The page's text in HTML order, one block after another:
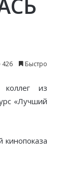
426 Быстро
коллег из
«Лучший
кинопоказа